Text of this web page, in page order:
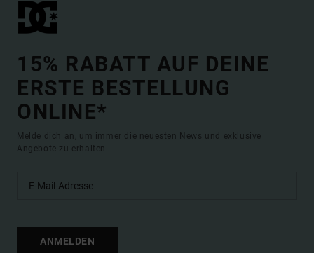
15% RABATT AUF DEINE
ERSTE BESTELLUNG
ONLINE*
Melde dich an, um immer die neuesten News und exklusive
Angebote zu erhalten.
ANMELDEN